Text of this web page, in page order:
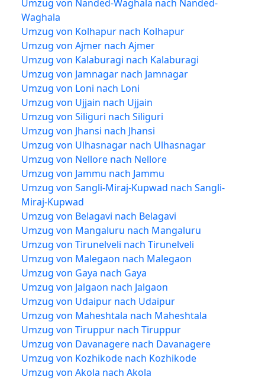
Umzug von Nanded-Waghala nach Nanded-
Waghala
Umzug von Kolhapur nach Kolhapur
Umzug von Ajmer nach Ajmer
Umzug von Kalaburagi nach Kalaburagi
Umzug von Jamnagar nach Jamnagar
Umzug von Loni nach Loni
Umzug von Ujjain nach Ujjain
Umzug von Siliguri nach Siliguri
Umzug von Jhansi nach Jhansi
Umzug von Ulhasnagar nach Ulhasnagar
Umzug von Nellore nach Nellore
Umzug von Jammu nach Jammu
Umzug von Sangli-Miraj-Kupwad nach Sangli-
Miraj-Kupwad
Umzug von Belagavi nach Belagavi
Umzug von Mangaluru nach Mangaluru
Umzug von Tirunelveli nach Tirunelveli
Umzug von Malegaon nach Malegaon
Umzug von Gaya nach Gaya
Umzug von Jalgaon nach Jalgaon
Umzug von Udaipur nach Udaipur
Umzug von Maheshtala nach Maheshtala
Umzug von Tiruppur nach Tiruppur
Umzug von Davanagere nach Davanagere
Umzug von Kozhikode nach Kozhikode
Umzug von Akola nach Akola